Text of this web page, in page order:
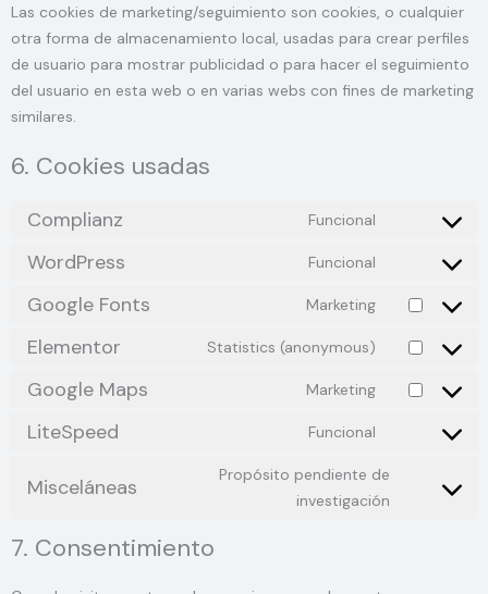
Las cookies de marketing/seguimiento son cookies, o cualquier
otra forma de almacenamiento local, usadas para crear perfiles
de usuario para mostrar publicidad o para hacer el seguimiento
del usuario en esta web o en varias webs con fines de marketing
similares.
6. Cookies usadas
Complianz Funcional
WordPress Funcional
Google Fonts Marketing
Elementor Statistics (anonymous)
Google Maps Marketing
LiteSpeed Funcional
Misceláneas
Propósito pendiente de
investigación
7. Consentimiento